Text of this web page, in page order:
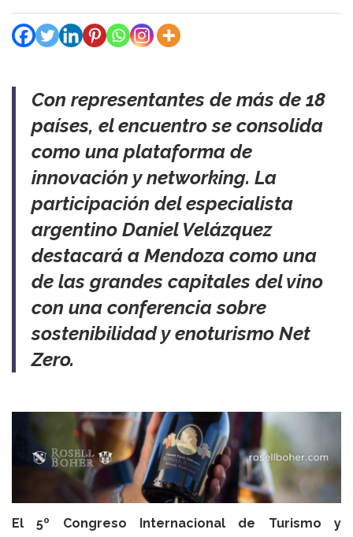
Con representantes de más de 18
países, el encuentro se consolida
como una plataforma de
innovación y networking. La
participación del especialista
argentino Daniel Velázquez
destacará a Mendoza como una
de las grandes capitales del vino
con una conferencia sobre
sostenibilidad y enoturismo Net
Zero.
El 5º Congreso Internacional de Turismo y